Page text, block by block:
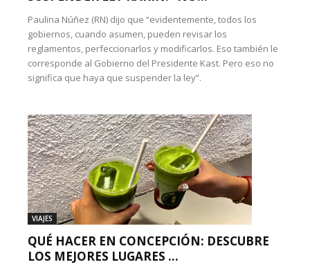
Paulina Núñez (RN) dijo que “evidentemente, todos los
gobiernos, cuando asumen, pueden revisar los
reglamentos, perfeccionarlos y modificarlos. Eso también le
corresponde al Gobierno del Presidente Kast. Pero eso no
significa que haya que suspender la ley”.
VIAJES
QUÉ HACER EN CONCEPCIÓN: DESCUBRE
LOS MEJORES LUGARES ...